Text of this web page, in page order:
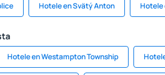
Hotele en Svätý Anton Hotele
Hotele en Westampton Township